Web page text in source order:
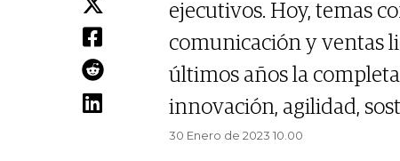
ejecutivos. Hoy, temas
comunicación y ventas
últimos años la
innovación, agilidad,
30 Enero de 2023 10.00